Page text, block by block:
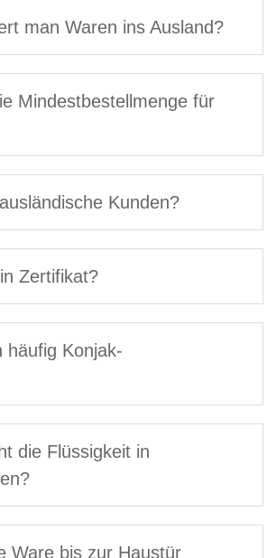
man Waren ins Ausland?
Mindestbestellmenge für
Kunden?
Zertifikat?
häufig Konjak-
die Flüssigkeit in
Ware bis zur Haustür